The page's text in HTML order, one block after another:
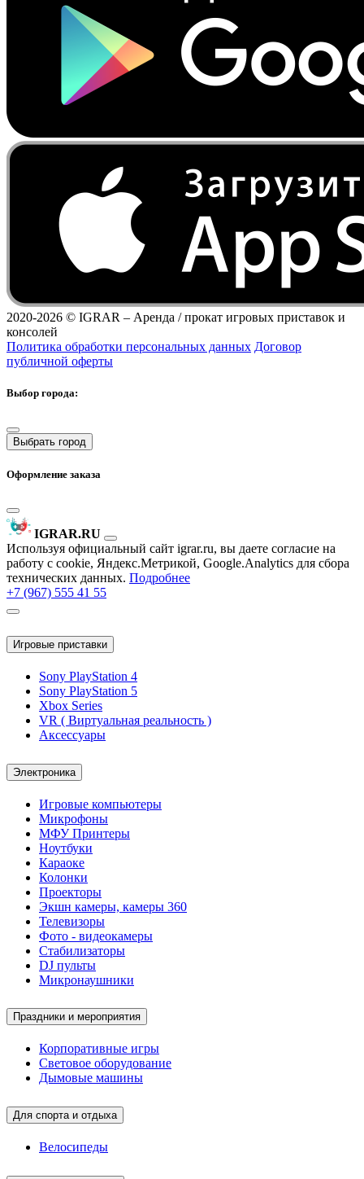
2020-2026 © IGRAR – Аренда / прокат игровых приставок и
консолей
Политика обработки персональных данных Договор
публичной оферты
Выбор города:
Выбрать город
Оформление заказа
IGRAR.RU
Используя официальный сайт igrar.ru, вы даете согласие на
работу с cookie, Яндекс.Метрикой, Google.Analytics для сбора
технических данных. Подробнее
+7 (967) 555 41 55
Игровые приставки
Sony PlayStation 4
Sony PlayStation 5
Xbox Series
VR ( Виртуальная реальность )
Аксессуары
Электроника
Игровые компьютеры
Микрофоны
МФУ Принтеры
Ноутбуки
Караоке
Колонки
Проекторы
Экшн камеры, камеры 360
Телевизоры
Фото - видеокамеры
Стабилизаторы
DJ пульты
Микронаушники
Праздники и мероприятия
Корпоративные игры
Световое оборудование
Дымовые машины
Для спорта и отдыха
Велосипеды